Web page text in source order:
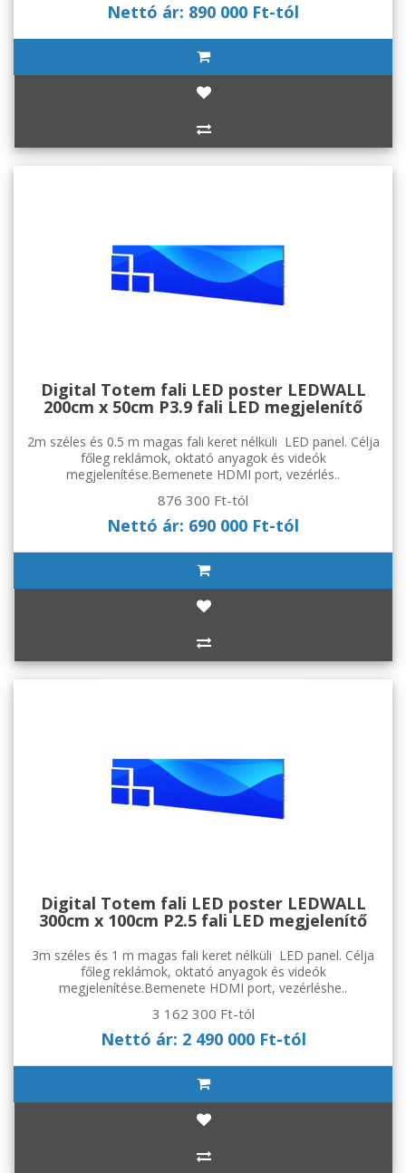
Nettó ár: 890 000 Ft-tól
Digital Totem fali LED poster LEDWALL
200cm x 50cm P3.9 fali LED megjelenítő
2m széles és 0.5 m magas fali keret nélküli LED panel. Célja
főleg reklámok, oktató anyagok és videók
megjelenítése.Bemenete HDMI port, vezérlés..
876 300 Ft-tól
Nettó ár: 690 000 Ft-tól
Digital Totem fali LED poster LEDWALL
300cm x 100cm P2.5 fali LED megjelenítő
3m széles és 1 m magas fali keret nélküli LED panel. Célja
főleg reklámok, oktató anyagok és videók
megjelenítése.Bemenete HDMI port, vezérléshe..
3 162 300 Ft-tól
Nettó ár: 2 490 000 Ft-tól